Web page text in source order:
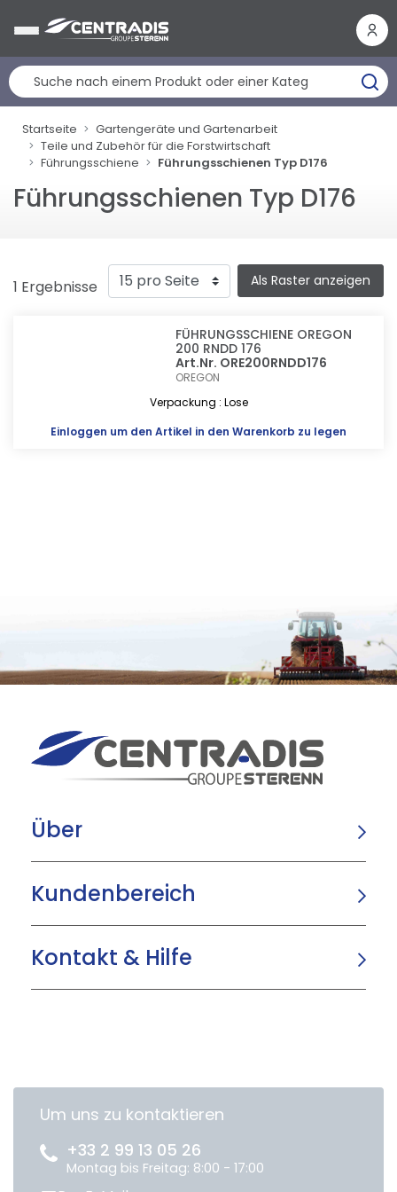
Startseite
Gartengeräte und Gartenarbeit
Teile und Zubehör für die Forstwirtschaft
Führungsschiene
Führungsschienen Typ D176
Führungsschienen Typ D176
1 Ergebnisse Als Raster anzeigen
FÜHRUNGSSCHIENE OREGON
200 RNDD 176
Art.Nr. ORE200RNDD176
OREGON
Verpackung : Lose
Einloggen um den Artikel in den Warenkorb zu legen
Über
Kundenbereich
Kontakt & Hilfe
Um uns zu kontaktieren
+33 2 99 13 05 26
Montag bis Freitag: 8:00 - 17:00